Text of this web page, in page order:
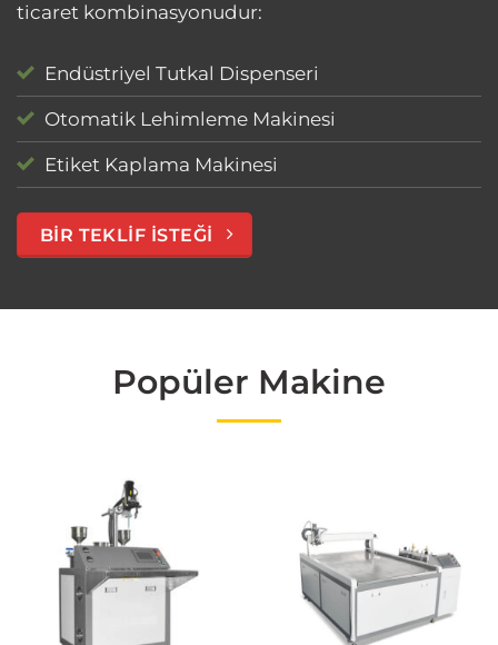
ticaret kombinasyonudur:
Endüstriyel Tutkal Dispenseri
Otomatik Lehimleme Makinesi
Etiket Kaplama Makinesi
BIR TEKLIF ISTEĞI
Popüler Makine